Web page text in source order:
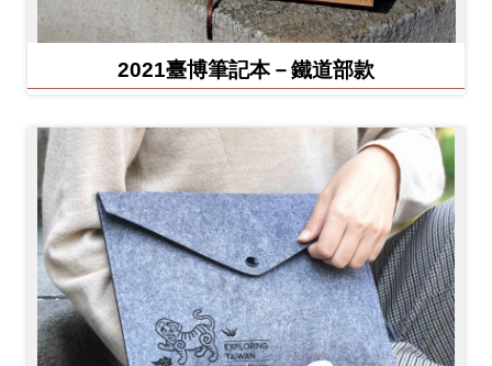
2021臺博筆記本－鐵道部款